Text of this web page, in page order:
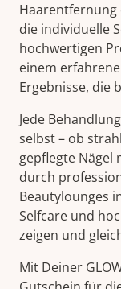
Haarentfernung
die individuelle
hochwertigen
einem
Ergebnisse, die
Jede
selbst – ob
gepflegte Nägel
durch
Beautylounges
Selfcare und
zeigen und
Mit Deiner